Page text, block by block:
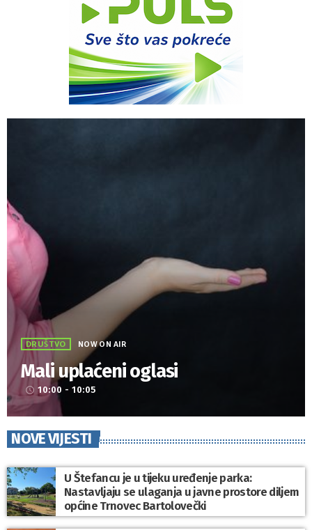
DRUŠTVO NOW ON AIR
Mali uplaćeni oglasi
access_time 10:00 - 10:05
NOVE VIJESTI
U Štefancu je u tijeku uređenje parka:
Nastavljaju se ulaganja u javne prostore diljem
općine Trnovec Bartolovečki